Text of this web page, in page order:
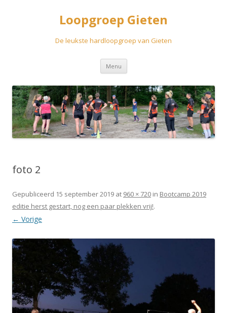
Loopgroep Gieten
De leukste hardloopgroep van Gieten
Menu Spring
inhoud
foto 2
Gepubliceerd 15 september 2019 at 960 × 720 in Bootcamp 2019
editie herst gestart, nog een paar plekken vrij!.
← Vorige